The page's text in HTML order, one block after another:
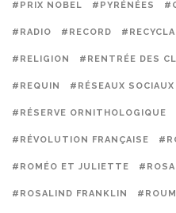
#PRIX NOBEL #PYRÉNÉES
#RADIO #RECORD
#RELIGION #RENTRÉE DES
#REQUIN #RÉSEAUX SOCIAUX
#RÉSERVE ORNITHOLOGIQUE
#RÉVOLUTION FRANÇAISE
#ROMÉO ET JULIETTE #ROSA
#ROSALIND FRANKLIN